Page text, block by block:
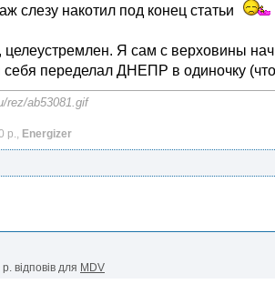
слезу накотил под конец статьи
целеустремлен. Я сам с верховины
себя переделал ДНЕПР в одиночку
rez/ab53081.gif
р., Energizer
р. відповів для MDV